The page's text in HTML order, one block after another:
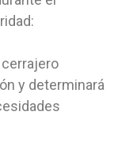
cerrajero
y determinará